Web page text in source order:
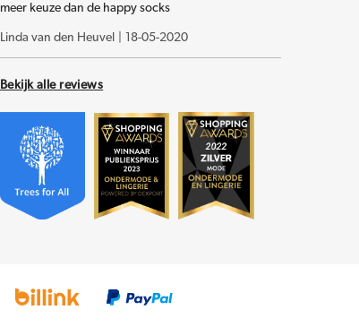
meer keuze dan de happy socks
Linda van den Heuvel 18-05-2020
Bekijk alle reviews